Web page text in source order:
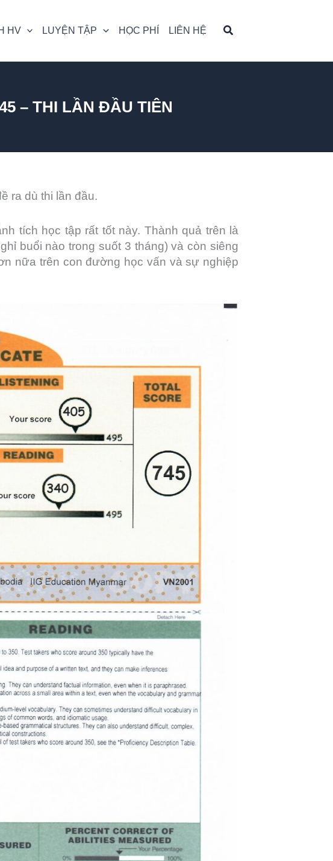
HV LUYỆN TẬP HỌC PHÍ LIÊN HỆ
– THI LẦN ĐẦU TIÊN
ra dù thi lần đầu.
tích học tập rất tốt này. Thành quả trên là
buổi nào trong suốt 3 tháng) và còn siêng
nữa trên con đường học vấn và sự nghiệp